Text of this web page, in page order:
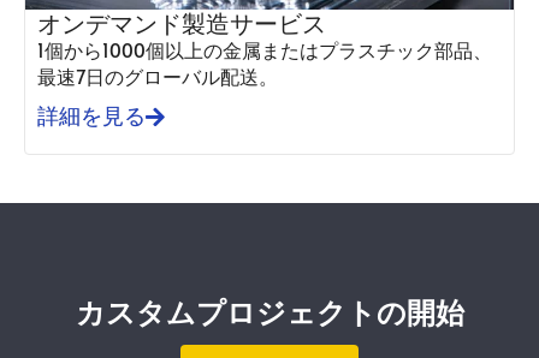
オンデマンド製造サービス
1個から1000個以上の金属またはプラスチック部品、
最速7日のグローバル配送。
詳細を見る
カスタムプロジェクトの開始